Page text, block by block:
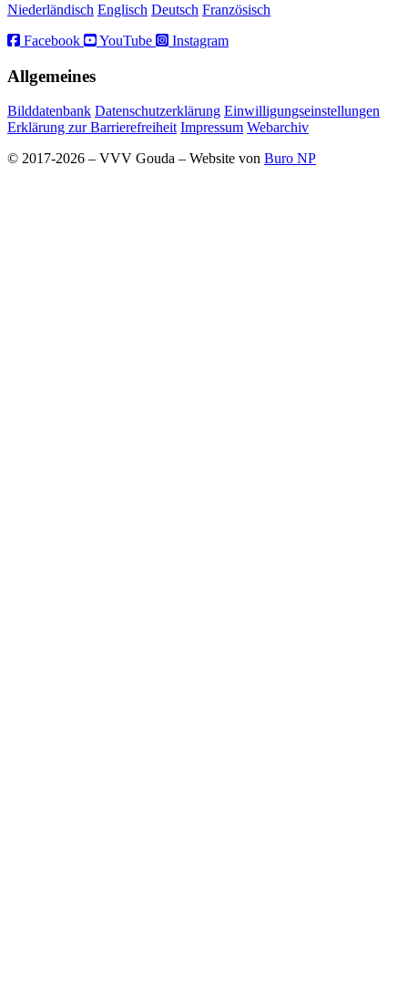
Niederländisch Englisch Deutsch Französisch
Facebook
YouTube Instagram
Allgemeines
Bilddatenbank Datenschutzerklärung Einwilligungseinstellungen
Erklärung zur Barrierefreiheit Impressum Webarchiv
© 2017-2026 – VVV Gouda – Website von Buro NP